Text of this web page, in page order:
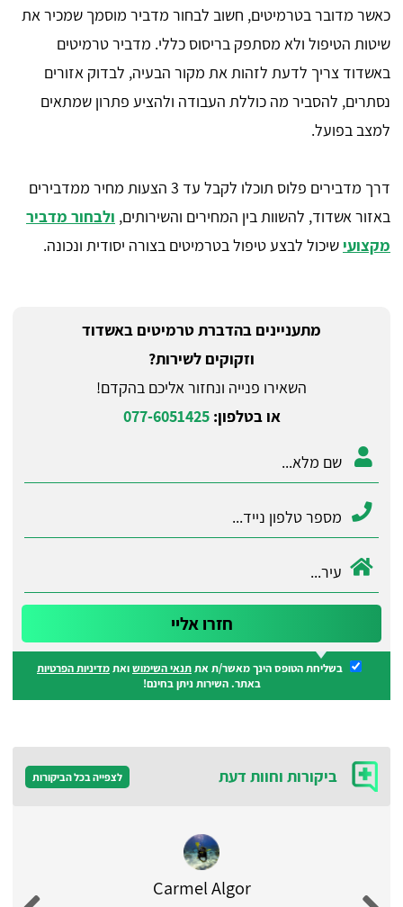
כאשר מדובר בטרמיטים, חשוב לבחור מדביר מוסמך שמכיר את
שיטות הטיפול ולא מסתפק בריסוס כללי. מדביר טרמיטים
באשדוד צריך לדעת לזהות את מקור הבעיה, לבדוק אזורים
נסתרים, להסביר מה כוללת העבודה ולהציע פתרון שמתאים
למצב בפועל.
דרך מדבירים פלוס תוכלו לקבל עד 3 הצעות מחיר ממדבירים
באזור אשדוד, להשוות בין המחירים והשירותים, ולבחור מדביר
מקצועי שיכול לבצע טיפול בטרמיטים בצורה יסודית ונכונה.
מתעניינים בהדברת טרמיטים באשדוד
וזקוקים לשירות?
השאירו פנייה ונחזור אליכם בהקדם!
או בטלפון:077-6051425
בשליחת הטופס הינך מאשר/ת אתתנאי השימושואתמדיניות הפרטיות
באתר. השירות ניתן בחינם!
ביקורות וחוות דעת לצפייה בכל הביקורות
Carmel Algor